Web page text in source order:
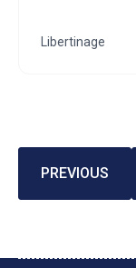
Libertinage
PREVIOUS